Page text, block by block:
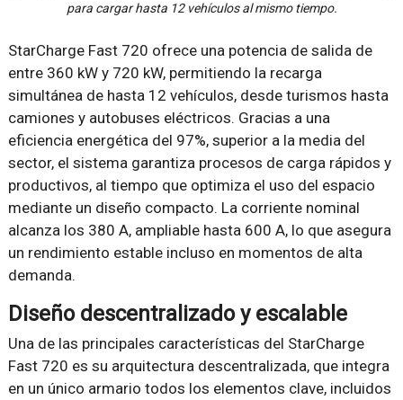
para cargar hasta 12 vehículos al mismo tiempo.
StarCharge Fast 720 ofrece una potencia de salida de
entre 360 kW y 720 kW, permitiendo la recarga
simultánea de hasta 12 vehículos, desde turismos hasta
camiones y autobuses eléctricos. Gracias a una
eficiencia energética del 97%, superior a la media del
sector, el sistema garantiza procesos de carga rápidos y
productivos, al tiempo que optimiza el uso del espacio
mediante un diseño compacto. La corriente nominal
alcanza los 380 A, ampliable hasta 600 A, lo que asegura
un rendimiento estable incluso en momentos de alta
demanda.
Diseño descentralizado y escalable
Una de las principales características del StarCharge
Fast 720 es su arquitectura descentralizada, que integra
en un único armario todos los elementos clave, incluidos